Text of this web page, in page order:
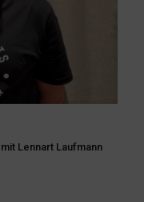
Lennart Laufmann